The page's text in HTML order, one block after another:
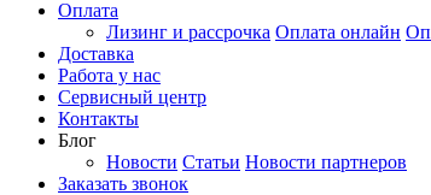
Оплата
Лизинг и рассрочка Оплата онлайн
Доставка
Работа у нас
Сервисный центр
Контакты
Блог
Новости Статьи Новости партнеров
Заказать звонок